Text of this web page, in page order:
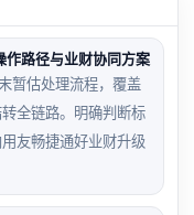
作路径与业财协同方案
暂估处理流程，覆盖
全链路。明确判断标
友畅捷通好业财升级